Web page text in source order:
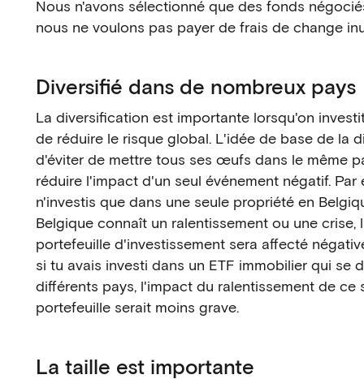
Nous n'avons sélectionné que des fonds
nous ne voulons pas payer de frais de change
Diversifié dans de nombreux pays
La diversification est importante lorsqu'on
de réduire le risque global. L'idée de base de la
d'éviter de mettre tous ses œufs dans le même
réduire l'impact d'un seul événement négatif. Par
n'investis que dans une seule propriété en
Belgique connaît un ralentissement ou une crise,
portefeuille d'investissement sera affecté
si tu avais investi dans un ETF immobilier qui se
différents pays, l'impact du ralentissement de ce
portefeuille serait moins grave.
La taille est importante